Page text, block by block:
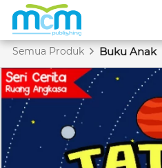
Semua Produk Buku Anak